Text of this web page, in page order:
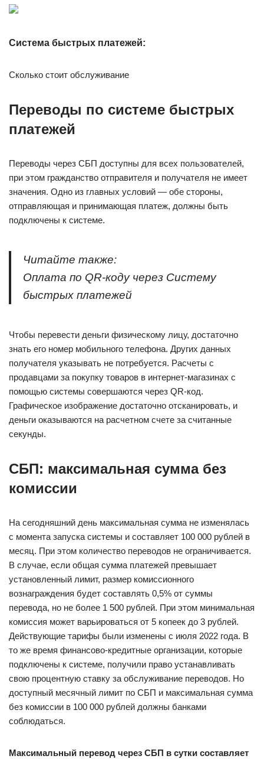
Система быстрых платежей:
Сколько стоит обслуживание
Переводы по системе быстрых
платежей
Переводы через СБП доступны для всех пользователей,
при этом гражданство отправителя и получателя не имеет
значения. Одно из главных условий — обе стороны,
отправляющая и принимающая платеж, должны быть
подключены к системе.
Читайте также:
Оплата по QR-коду через Систему
быстрых платежей
Чтобы перевести деньги физическому лицу, достаточно
знать его номер мобильного телефона. Других данных
получателя указывать не потребуется. Расчеты с
продавцами за покупку товаров в интернет-магазинах с
помощью системы совершаются через QR-код.
Графическое изображение достаточно отсканировать, и
деньги оказываются на расчетном счете за считанные
секунды.
СБП: максимальная сумма без
комиссии
На сегодняшний день максимальная сумма не изменялась
с момента запуска системы и составляет 100 000 рублей в
месяц. При этом количество переводов не ограничивается.
В случае, если общая сумма платежей превышает
установленный лимит, размер комиссионного
вознаграждения будет составлять 0,5% от суммы
перевода, но не более 1 500 рублей. При этом минимальная
комиссия может варьироваться от 5 копеек до 3 рублей.
Действующие тарифы были изменены с июля 2022 года. В
то же время финансово-кредитные организации, которые
подключены к системе, получили право устанавливать
свою процентную ставку за обслуживание переводов. Но
доступный месячный лимит по СБП и максимальная сумма
без комиссии в 100 000 рублей должны банками
соблюдаться.
Максимальный перевод через СБП в сутки составляет